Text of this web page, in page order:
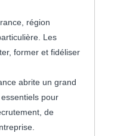
région
Les
former et fidéliser
abrite un grand
pour
de